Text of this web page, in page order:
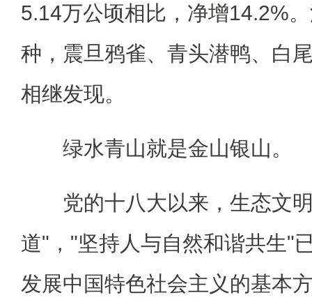
5.14万公顷相比，净增14.2%
种，震旦鸦雀、青头潜鸭、白
相继发现。
绿水青山就是金山银山。
党的十八大以来，生态文明
道"，"坚持人与自然和谐共生"
发展中国特色社会主义的基本